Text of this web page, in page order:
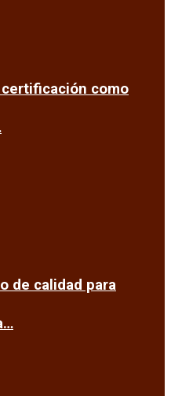
como
de calidad para